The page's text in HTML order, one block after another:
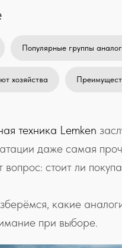
Популярные группы
хозяйства
техника Lemken
даже самая
вопрос: стоит ли
какие
при выборе.